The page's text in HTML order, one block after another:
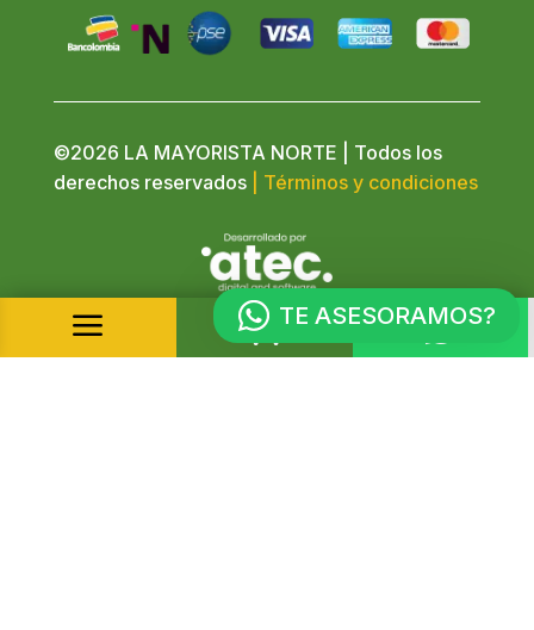
©2026 LA MAYORISTA NORTE | Todos los
derechos reservados
| Términos y condiciones
a  
TE ASESORAMOS?